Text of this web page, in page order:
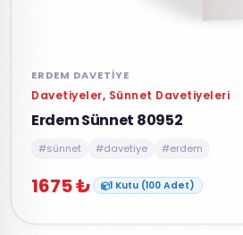
ERDEM DAVETIYE
Davetiyeler, Sünnet Davetiyeleri
Erdem Sünnet 80952
#sünnet #davetiye #erdem
1675 ₺ 1 Kutu (100 Adet)